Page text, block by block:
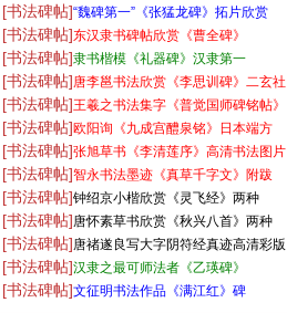
[书法碑帖]“魏碑第一”《张猛龙碑》拓片欣赏
[书法碑帖]东汉隶书碑帖欣赏《曹全碑》
[书法碑帖]隶书楷模《礼器碑》汉隶第一
[书法碑帖]唐李邕书法欣赏《李思训碑》二玄社
高清版
[书法碑帖]王羲之书法集字《普觉国师碑铭帖》
[书法碑帖]欧阳询《九成宫醴泉铭》日本端方
(三井)旧藏本
[书法碑帖]张旭草书《李清莲序》高清书法图片
欣赏
[书法碑帖]智永书法墨迹《真草千字文》附跋
[书法碑帖]钟绍京小楷欣赏《灵飞经》两种
[书法碑帖]唐怀素草书欣赏《秋兴八首》两种
[书法碑帖]唐禇遂良写大字阴符经真迹高清彩版
[书法碑帖]汉隶之最可师法者《乙瑛碑》
[书法碑帖]文征明书法作品《满江红》碑